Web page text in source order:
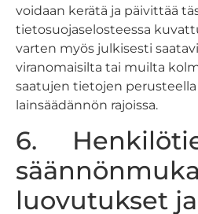
voidaan kerätä ja päivittää
tietosuojaselosteessa
varten myös julkisesti
viranomaisilta tai muilta
saatujen tietojen
lainsäädännön rajoissa.
6.
luovutukset